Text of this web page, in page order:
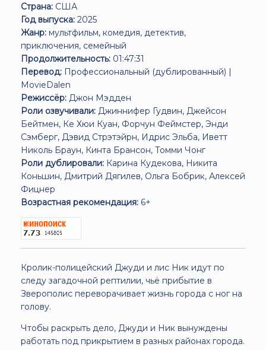
Страна: США
Год выпуска: 2025
Жанр: мультфильм, комедия, детектив,
приключения, семейный
Продолжительность: 01:47:31
Перевод: Профессиональный (дублированный) |
MovieDalen
Режиссёр: Джон Мэдден
Роли озвучивали: Джиннифер Гудвин, Джейсон
Бейтмен, Ке Хюи Куан, Форчун Феймстер, Энди
Сэмберг, Дэвид Стрэтэйрн, Идрис Эльба, Иветт
Николь Браун, Кинта Брансон, Томми Чонг
Роли дублировали: Карина Кудекова, Никита
Коньшин, Дмитрий Дягилев, Ольга Бобрик, Алексей
Фицнер
Возрастная рекомендация: 6+
Кролик-полицейский Джуди и лис Ник идут по
следу загадочной рептилии, чьё прибытие в
Зверополис переворачивает жизнь города с ног на
голову.
Чтобы раскрыть дело, Джуди и Ник вынуждены
работать под прикрытием в разных районах города.